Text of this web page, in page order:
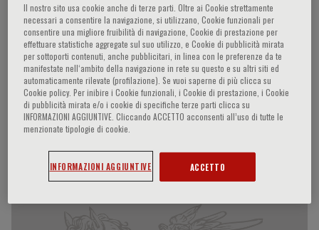
HOME PAGE / CURSOS Y EVENTOS / ORADOR
Flavia Franconi
Participaciones del ponente
Il nostro sito usa cookie anche di terze parti. Oltre ai Cookie strettamente
necessari a consentire la navigazione, si utilizzano, Cookie funzionali per
consentire una migliore fruibilità di navigazione, Cookie di prestazione per
effettuare statistiche aggregate sul suo utilizzo, e Cookie di pubblicità mirata
per sottoporti contenuti, anche pubblicitari, in linea con le preferenze da te
manifestate nell‘ambito della navigazione in rete su questo e su altri siti ed
automaticamente rilevate (profilazione). Se vuoi saperne di più clicca su
Cookie policy. Per inibire i Cookie funzionali, i Cookie di prestazione, i Cookie
di pubblicità mirata e/o i cookie di specifiche terze parti clicca su
INFORMAZIONI AGGIUNTIVE. Cliccando ACCETTO acconsenti all’uso di tutte le
menzionate tipologie di cookie.
INFORMAZIONI AGGIUNTIVE ACCETTO